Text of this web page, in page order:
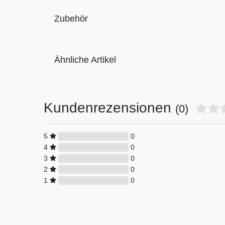
Zubehör
Ähnliche Artikel
Kundenrezensionen (0)
5
0
4
0
3
0
2
0
1
0